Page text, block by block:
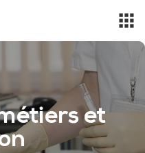
et